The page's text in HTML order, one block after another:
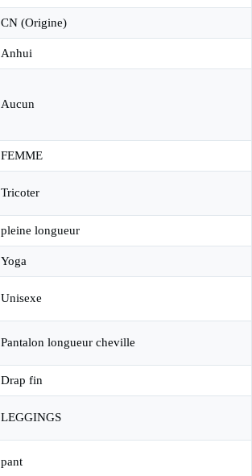
CN (Origine)
Anhui
Aucun
FEMME
Tricoter
pleine longueur
Yoga
Unisexe
Pantalon longueur cheville
Drap fin
LEGGINGS
pant